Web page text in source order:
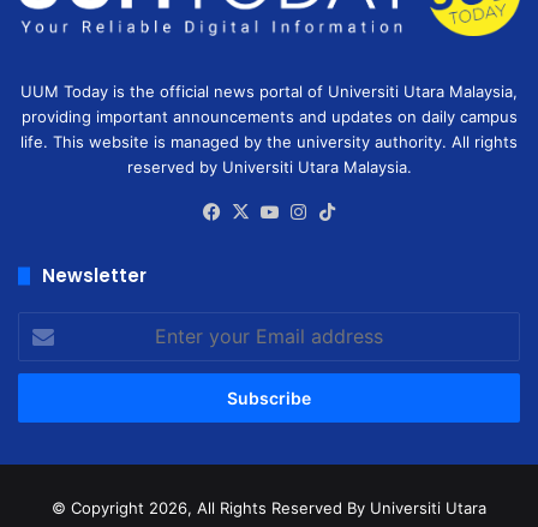
UUM Today is the official news portal of Universiti Utara Malaysia,
providing important announcements and updates on daily campus
life. This website is managed by the university authority. All rights
reserved by Universiti Utara Malaysia.
Facebook
X YouTubeInstagram
Newsletter
your
Email
© Copyright 2026, All Rights Reserved By Universiti Utara